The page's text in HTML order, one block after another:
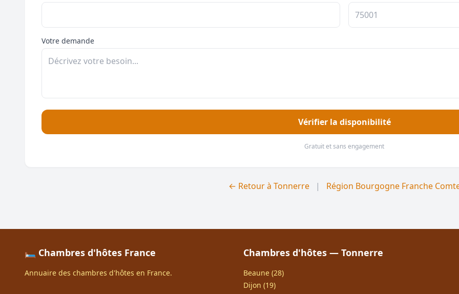
Votre demande
Vérifier la disponibilité
Gratuit et sans engagement
← Retour à Tonnerre | Région Bourgogne Franche
🛏️ Chambres d'hôtes France
Annuaire des chambres d'hôtes en France.
Chambres d'hôtes — Tonnerre
Beaune (28)
Dijon (19)